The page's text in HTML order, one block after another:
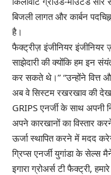
बिजली लागत और कार्बन
है।
फैक्ट्रीज़ इंजीनियर इंजीनियर
साझेदारी की क्योंकि हम इन
कर सकते थे।” “उन्होंने वित्त
अब वे सिस्टम रखरखाव की
GRIPS एनर्जी के साथ अपनी
अपने कारखानों का विस्तार
ऊर्जा स्थापित करने में मदद
ग्रिप्स एनर्जी युगांडा के सेल्स
इगारा ग्रोअर्स टी फैक्ट्री,